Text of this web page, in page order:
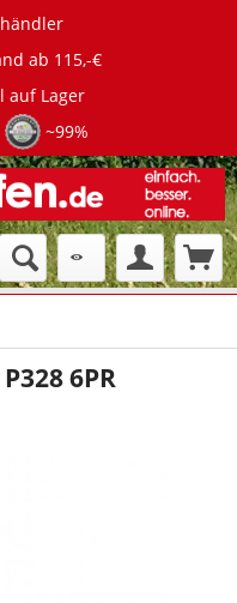
ab 115,-€
auf Lager
~99%
6PR